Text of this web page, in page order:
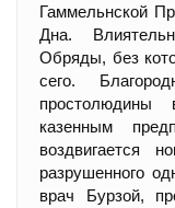
Гаммельнской
Дна.
Обряды, без
сего.
простолюдины
казенным
воздвигается
разрушенного
врач Бурзой,